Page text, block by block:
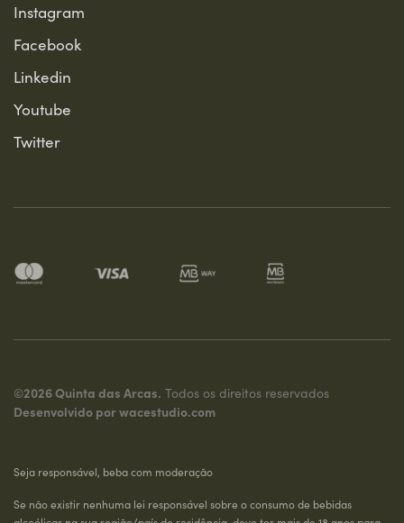
Instagram
Facebook
Linkedin
Youtube
Twitter
©2026 Quinta das Arcas. Todos os direitos reservados
Desenvolvido porwacestudio.com
Seja responsável, beba com moderação
Se não existir nenhuma lei responsável sobre o consumo de bebidas